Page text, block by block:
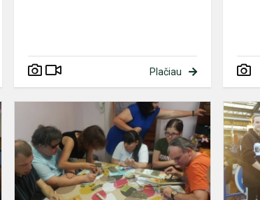
Plačiau
Projekto
sklaida:
ko
išmokome
apie
diskriminaciją
Erasmus+
projektas:
Menas
mus
jungia